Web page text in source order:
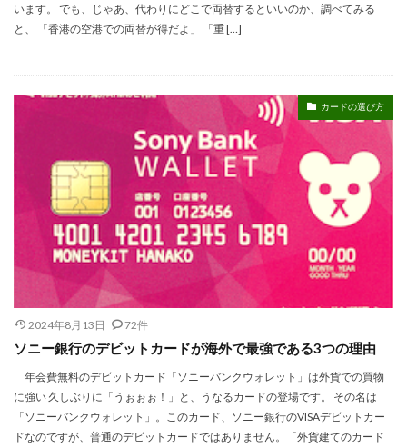
います。 でも、じゃあ、代わりにどこで両替するといいのか、調べてみる
と、 「香港の空港での両替が得だよ」 「重 […]
カードの選び方
2024年8月13日 72件
ソニー銀行のデビットカードが海外で最強である3つの理由
年会費無料のデビットカード「ソニーバンクウォレット」は外貨での買物
に強い 久しぶりに「うぉぉぉ！」と、うなるカードの登場です。 その名は
「ソニーバンクウォレット」。このカード、ソニー銀行のVISAデビットカー
ドなのですが、普通のデビットカードではありません。「外貨建てのカード